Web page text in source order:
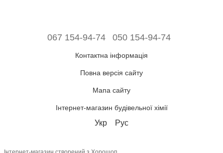
067 154-94-74 050 154-94-74
Контактна інформація
Повна версія сайту
Мапа сайту
Інтернет-магазин будівельної хімії
Укр Рус